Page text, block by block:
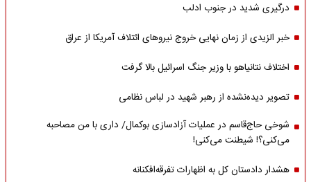
درگیری شدید در جنوب ادلب
خبر الزیدی از زمان نهایی خروج نیروهای ائتلاف آمریکا از عراق
اختلاف نتانیاهو با وزیر جنگ اسرائیل بالا گرفت
تصویر دیده‌نشده از رهبر شهید در لباس نظامی
شوخی حاج‌قاسم در عملیات آزادسازی بوکمال/ داری با من مصاحبه‌
می‌کنی؟! شیطنت می‌کنی!
هشدار دادستان کل به اظهارات تفرقه‌افکنانه